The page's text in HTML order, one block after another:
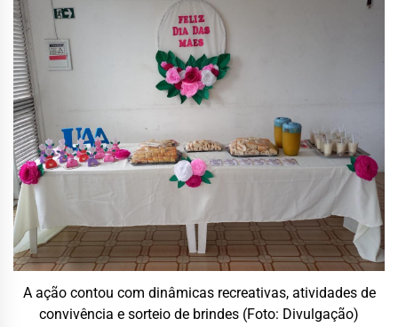
A ação contou com dinâmicas recreativas, atividades de
convivência e sorteio de brindes (Foto: Divulgação)